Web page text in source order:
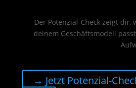
Der Potenzial-Check zeigt dir,
deinem Geschäftsmodell
→ Jetzt Potenzial-